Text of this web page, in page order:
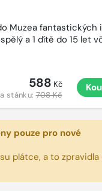
Muzea fantastických
a 1 dítě do 15 let
588 Kč
stánku:708 Kč
pouze pro nové
plátce, a to zpravidla